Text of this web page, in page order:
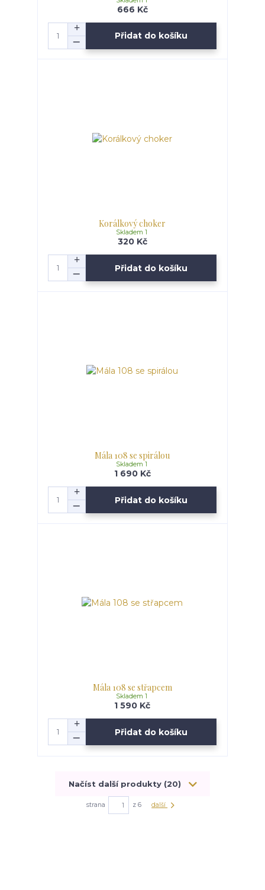
666 Kč
Přidat do košíku
Korálkový choker
320 Kč
Skladem 1
Přidat do košíku
Mála 108 se spirálou
1 690 Kč
Skladem 1
Přidat do košíku
Mála 108 se střapcem
1 590 Kč
Skladem 1
Přidat do košíku
Načíst další produkty (20)
strana z 6 další